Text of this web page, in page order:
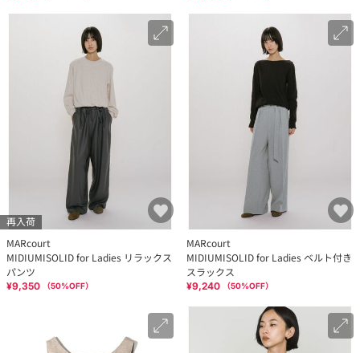
再入荷
MARcourt
MIDIUMISOLID for Ladies リラックス
パンツ
¥9,350 （50%OFF）
MARcourt
MIDIUMISOLID for Ladies ベルト付き
スラックス
¥9,240 （50%OFF）